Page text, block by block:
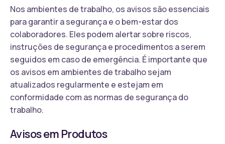
Nos ambientes de trabalho, os avisos são essenciais
para garantir a segurança e o bem-estar dos
colaboradores. Eles podem alertar sobre riscos,
instruções de segurança e procedimentos a serem
seguidos em caso de emergência. É importante que
os avisos em ambientes de trabalho sejam
atualizados regularmente e estejam em
conformidade com as normas de segurança do
trabalho.
Avisos em Produtos